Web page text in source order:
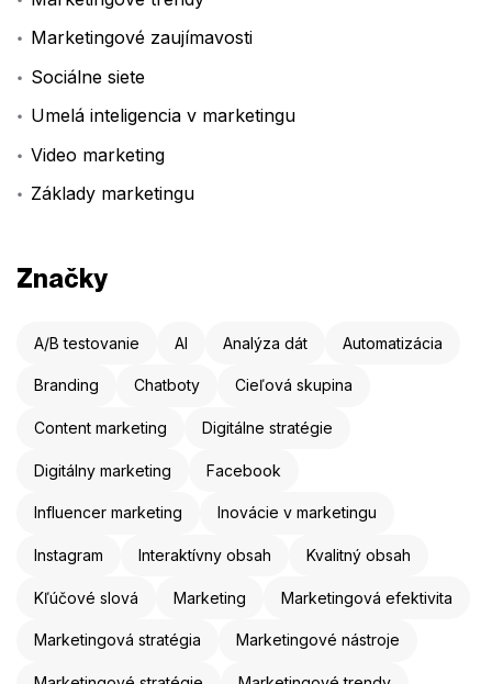
Marketingové zaujímavosti
Sociálne siete
Umelá inteligencia v marketingu
Video marketing
Základy marketingu
Značky
A/B testovanie AI Analýza dát Automatizácia
Branding Chatboty Cieľová skupina
Content marketing Digitálne stratégie
Digitálny marketing Facebook
Influencer marketing Inovácie v marketingu
Instagram Interaktívny obsah Kvalitný obsah
Kľúčové slová Marketing Marketingová efektivita
Marketingová stratégia Marketingové nástroje